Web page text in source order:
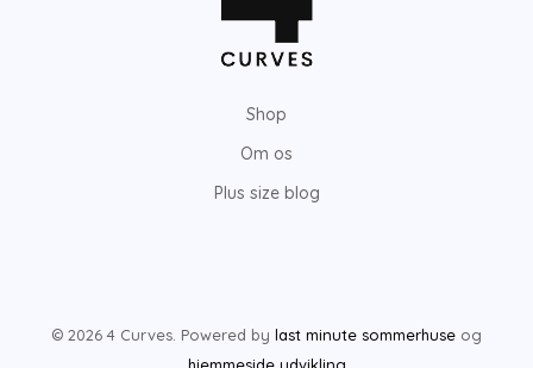
Shop
Om os
Plus size blog
© 2026 4 Curves. Powered by last minute sommerhuse og
hjemmeside udvikling